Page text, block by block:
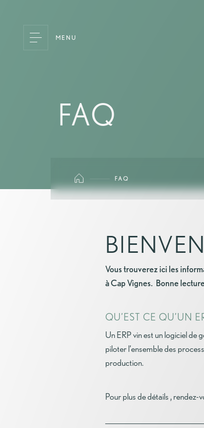
MENU
FAQ
FAQ
Vous trouverez ici les
à Cap Vignes. Bonne
QU’EST CE QU’UN
Un ERP vin est un logiciel de
piloter l’ensemble des
production.
Pour plus de détails , rendez-